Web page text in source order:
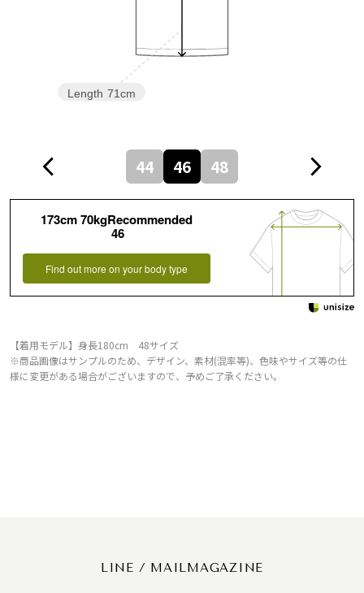
Length 71cm
44 46 48
173cm 70kgRecommended
46
Find out more on your body type
【着用モデル】身長180cm 48サイズ
※商品画像はサンプルのため、デザイン、素材(混率等)、色味やサイズ等の仕
様に変更がある場合がございますので、予めご了承ください。
LINE / MAILMAGAZINE